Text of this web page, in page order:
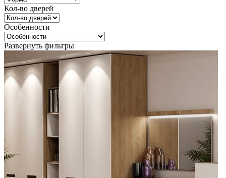
Кол-во дверей
Особенности
Развернуть фильтры